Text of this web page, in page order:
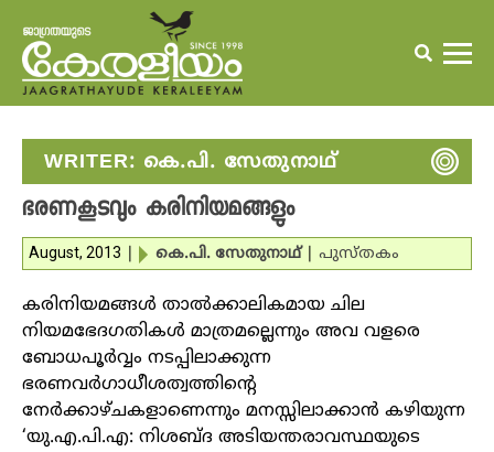
WRITER: കെ.പി. സേതുനാഥ്
ഭരണകൂടവും കരിനിയമങ്ങളും
August, 2013 കെ.പി. സേതുനാഥ് പുസ്തകം
കരിനിയമങ്ങള്‍ താല്‍ക്കാലികമായ ചില
നിയമഭേദഗതികള്‍ മാത്രമല്ലെന്നും അവ വളരെ
ബോധപൂര്‍വ്വം നടപ്പിലാക്കുന്ന
ഭരണവര്‍ഗാധീശത്വത്തിന്റെ
നേര്‍ക്കാഴ്ചകളാണെന്നും മനസ്സിലാക്കാന്‍ കഴിയുന്ന
‘യു.എ.പി.എ: നിശബ്ദ അടിയന്തരാവസ്ഥയുടെ